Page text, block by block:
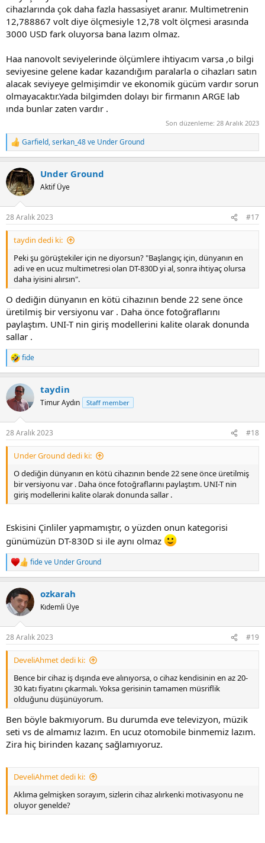
cihazlarında çok daha fazla hassasiyet aranır. Multimetrenin
12,788867 volt diye ölçmesiyle 12,78 volt ölçmesi arasında
3000 USD fark oluyorsa bana lazım olmaz.
Haa nanovolt seviyelerinde ölçümlere ihtiyacım varsa ,o bilgi
seviyesine gelene kadar kazandığım paralarla o cihazları satın
alacak seviyeye gelmişimdir ve ekonomik gücüm vardır sorun
olmayacaktır.Yada bilgimden dolayı bir firmanın ARGE lab
ında bunlar zaten vardır .
Son düzenleme: 28 Aralık 2023
R
e
c
t
i
s
:
Garfield,serkan_48ve Under Ground
Under Ground
Aktif Üye
28 Aralık 2023 #17
taydin dedi ki:
Peki şu görüştekiler için ne diyorsun? "Başlangıç için, dünyanın en
adi ve en ucuz multimetresi olan DT-830D yi al, sonra ihtiyaç olursa
daha iyisini alırsın".
O dediğin dünyanın en kötü cihazının bende 22 sene önce
üretilmiş bir versiyonu var . Daha önce fotoğraflarını
paylaştım. UNI-T nin giriş modellerini kalite olarak donunda
sallar .
R
e
c
t
i
s
:
fide
taydin
Timur Aydın Staff member
28 Aralık 2023 #18
Under Ground dedi ki:
O dediğin dünyanın en kötü cihazının bende 22 sene önce üretilmiş
bir versiyonu var . Daha önce fotoğraflarını paylaştım. UNI-T nin
giriş modellerini kalite olarak donunda sallar .
Eskisini Çinliler yapmamıştır, o yüzden onun kategorisi
günümüzün DT-830D si ile aynı olmaz
R
e
c
t
i
s
:
fideve Under Ground
ozkarah
Kıdemli Üye
28 Aralık 2023 #19
DeveliAhmet dedi ki:
Bence bir cihaz iş dışında eve alınıyorsa, o cihaz kendisinin en az 20-
30 katı fiyatını çıkarmalı. Yoksa gerisinin tamamen müsriflik
olduğunu düşünüyorum.
Ben böyle bakmıyorum. Bu durumda eve televizyon, müzik
seti vs de almamız lazım. En ucuz otomobile binmemiz lazım.
Zira hiç birinden kazanç sağlamıyoruz.
DeveliAhmet dedi ki:
Aklıma gelmişken sorayım, sizlerin cihaz alırkenki motivasyonu ne
oluyor genelde?